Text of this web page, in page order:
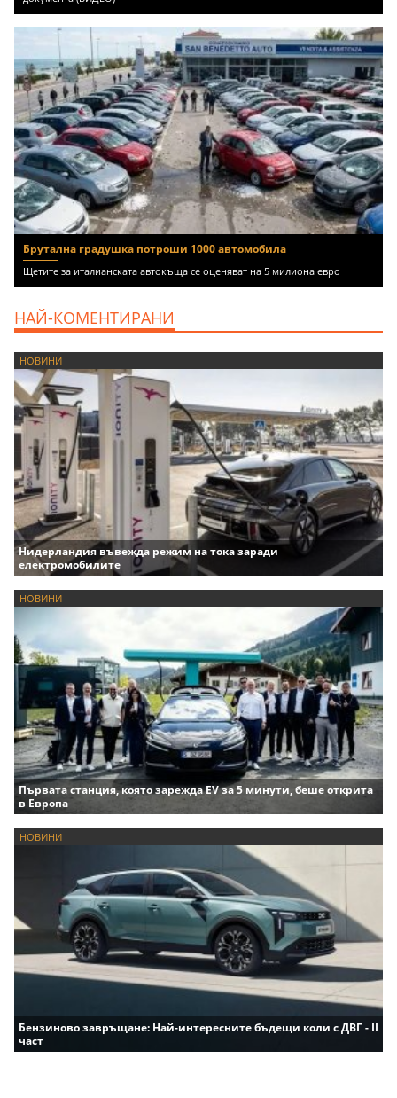
Брутална градушка потроши 1000 автомобила
Щетите за италианската автокъща се оценяват на 5 милиона евро
НАЙ-КОМЕНТИРАНИ
НОВИНИ
Нидерландия въвежда режим на тока заради
електромобилите
НОВИНИ
Първата станция, която зарежда EV за 5 минути, беше открита
в Европа
НОВИНИ
Бензиново завръщане: Най-интересните бъдещи коли с ДВГ - II
част